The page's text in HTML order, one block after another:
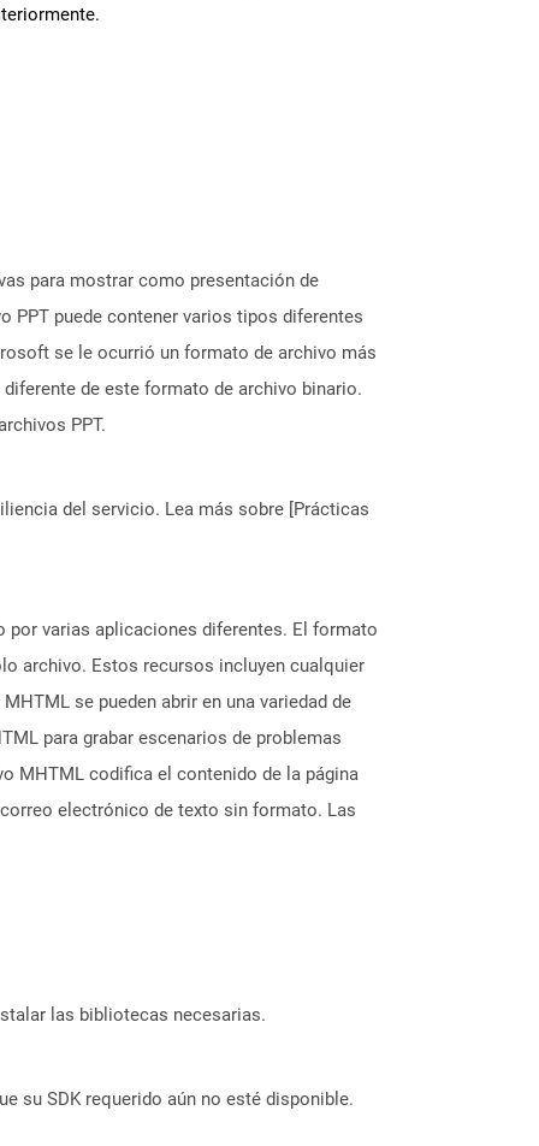
para mostrar como presentación de
PPT puede contener varios tipos diferentes
se le ocurrió un formato de archivo más
diferente de este formato de archivo binario.
PPT.
del servicio. Lea más sobre [Prácticas
por varias aplicaciones diferentes. El formato
archivo. Estos recursos incluyen cualquier
se pueden abrir en una variedad de
para grabar escenarios de problemas
MHTML codifica el contenido de la página
electrónico de texto sin formato. Las
las bibliotecas necesarias.
su SDK requerido aún no esté disponible.